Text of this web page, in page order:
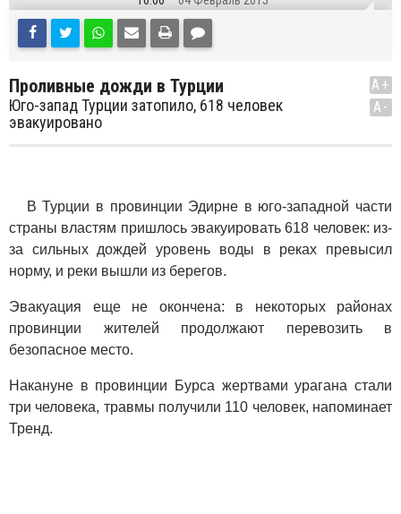
Проливные дожди в Турции
Юго-запад Турции затопило, 618 человек
эвакуировано
A+
A-
В Турции в провинции Эдирне в юго-западной части
страны властям пришлось эвакуировать 618 человек: из-
за сильных дождей уровень воды в реках превысил
норму, и реки вышли из берегов.
Эвакуация еще не окончена: в некоторых районах
провинции жителей продолжают перевозить в
безопасное место.
Накануне в провинции Бурса жертвами урагана стали
три человека, травмы получили 110 человек, напоминает
Тренд.